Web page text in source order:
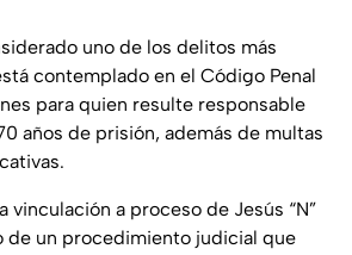
uno de los delitos más
contemplado en el Código Penal
para quien resulte responsable
años de prisión, además de multas
vinculación a proceso de Jesús “N”
de un procedimiento judicial que